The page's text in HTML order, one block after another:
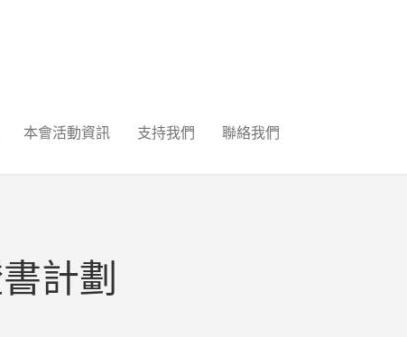
本會活動資訊 支持我們
聯絡我們
計劃